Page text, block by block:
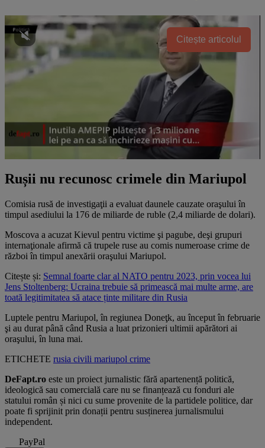
Citește articolul
Rușii nu recunosc crimele din Mariupol
Comisia rusă de investigaţii a evaluat daunele cauzate oraşului în
timpul asediului la 176 de miliarde de ruble (2,4 miliarde de dolari).
Moscova a acuzat Kievul pentru victime şi pagube, deşi grupuri
internaţionale afirmă că trupele ruse au comis numeroase crime de
război în timpul anexării oraşului Mariupol.
Citește și: Semnal foarte clar al NATO pentru 2023, prin vocea lui
Jens Stoltenberg: Ucraina trebuie să primească mai multe arme, are
toată legitimitatea să atace ținte militare din Rusia
Luptele pentru Mariupol, în regiunea Doneţk, au început în februarie
şi au durat până când Rusia a luat prizonieri ultimii apărători ai
oraşului, în luna mai.
ETICHETE rusia civili mariupol crime
DeFapt.ro este un proiect jurnalistic fără apartenență politică,
ideologică sau comercială care nu se finanțează cu fonduri ale
statului român și nici cu sume provenite de la partidele politice, dar
poate fi sprijinit prin donații pentru susținerea jurnalismului
independent.
PayPal